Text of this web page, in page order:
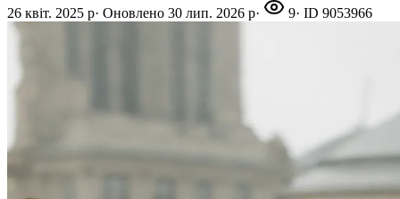
26 квіт. 2025 р· Оновлено 30 лип. 2026 р· 9· ID 9053966